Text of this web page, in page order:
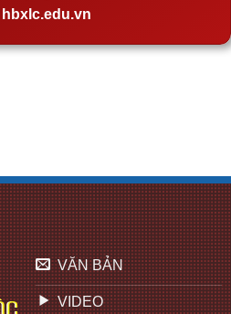
hbxlc.edu.vn
VĂN BẢN
VIDEO